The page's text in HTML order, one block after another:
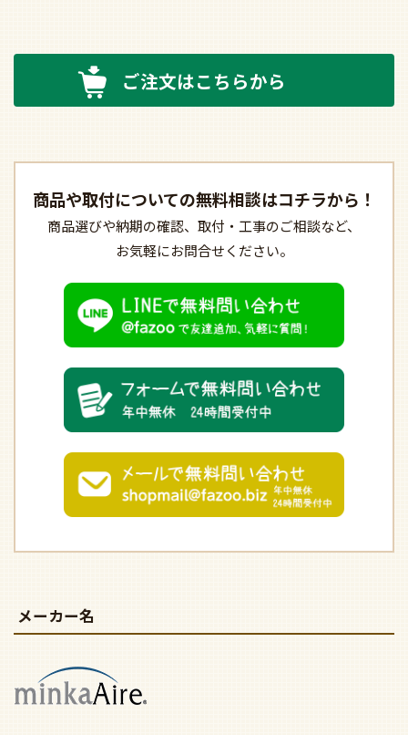
ご注文はこちらから
商品や取付についての無料相談はコチラから！
商品選びや納期の確認、 取付・工事のご相談など、
お気軽にお問合せください。
メーカー名